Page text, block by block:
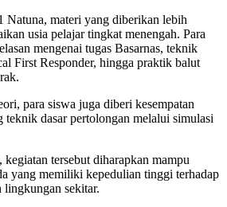
Natuna, materi yang diberikan lebih
usia pelajar tingkat menengah. Para
mengenai tugas Basarnas, teknik
First Responder, hingga praktik balut
para siswa juga diberi kesempatan
teknik dasar pertolongan melalui simulasi
tersebut diharapkan mampu
yang memiliki kepedulian tinggi terhadap
lingkungan sekitar.